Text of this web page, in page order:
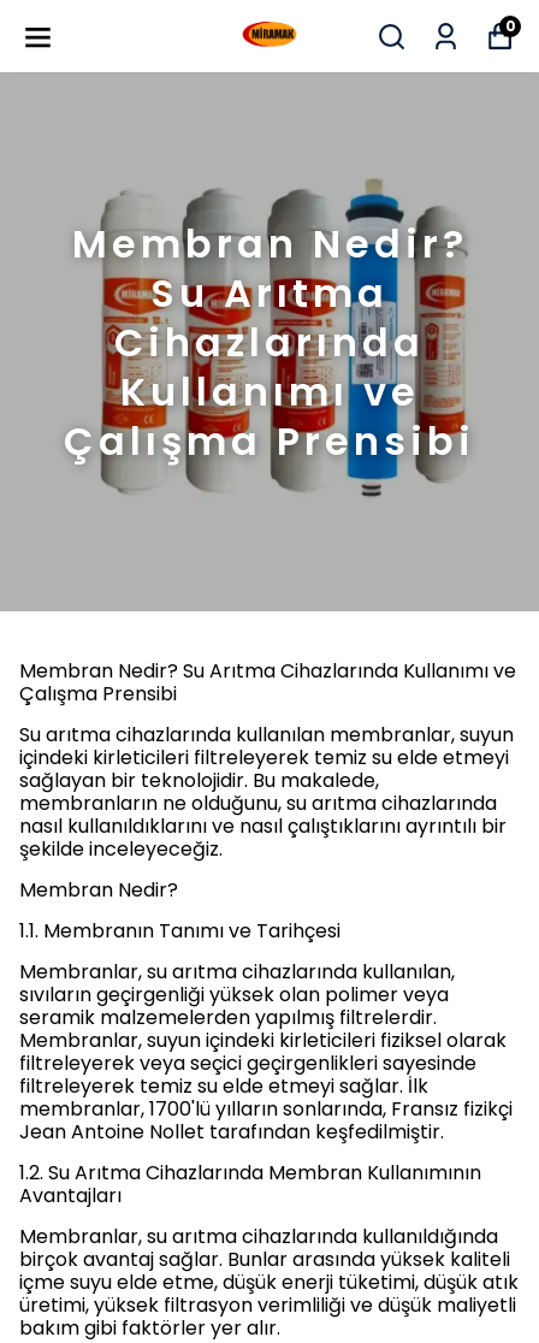
0
Membran Nedir?
Su Arıtma
Cihazlarında
Kullanımı ve
Çalışma Prensibi
Membran Nedir? Su Arıtma Cihazlarında Kullanımı ve
Çalışma Prensibi
Su arıtma cihazlarında kullanılan membranlar, suyun
içindeki kirleticileri filtreleyerek temiz su elde etmeyi
sağlayan bir teknolojidir. Bu makalede,
membranların ne olduğunu, su arıtma cihazlarında
nasıl kullanıldıklarını ve nasıl çalıştıklarını ayrıntılı bir
şekilde inceleyeceğiz.
Membran Nedir?
1.1. Membranın Tanımı ve Tarihçesi
Membranlar, su arıtma cihazlarında kullanılan,
sıvıların geçirgenliği yüksek olan polimer veya
seramik malzemelerden yapılmış filtrelerdir.
Membranlar, suyun içindeki kirleticileri fiziksel olarak
filtreleyerek veya seçici geçirgenlikleri sayesinde
filtreleyerek temiz su elde etmeyi sağlar. İlk
membranlar, 1700'lü yılların sonlarında, Fransız fizikçi
Jean Antoine Nollet tarafından keşfedilmiştir.
1.2. Su Arıtma Cihazlarında Membran Kullanımının
Avantajları
Membranlar, su arıtma cihazlarında kullanıldığında
birçok avantaj sağlar. Bunlar arasında yüksek kaliteli
içme suyu elde etme, düşük enerji tüketimi, düşük atık
üretimi, yüksek filtrasyon verimliliği ve düşük maliyetli
bakım gibi faktörler yer alır.